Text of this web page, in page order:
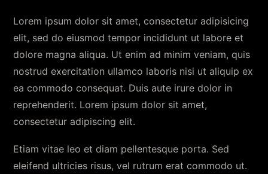
Lorem ipsum dolor sit amet, consectetur adipisicing
elit, sed do eiusmod tempor incididunt ut labore et
dolore magna aliqua. Ut enim ad minim veniam, quis
nostrud exercitation ullamco laboris nisi ut aliquip ex
ea commodo consequat. Duis aute irure dolor in
reprehenderit. Lorem ipsum dolor sit amet,
consectetur adipiscing elit.
Etiam vitae leo et diam pellentesque porta. Sed
eleifend ultricies risus, vel rutrum erat commodo ut.